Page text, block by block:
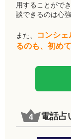
用することがで
談できるのは心
また、
コンシ
るのも、初め
電話占